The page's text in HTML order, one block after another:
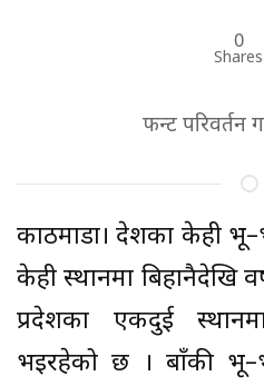
0
Shares
फन्ट परिवर्तन
काठमाडौं। देशका केही
केही स्थानमा बिहानैदेखि
प्रदेशका एकदुई
भइरहेको छ । बाँकी